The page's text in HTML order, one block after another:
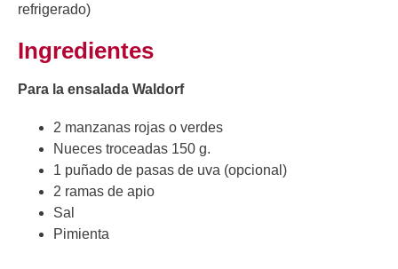
refrigerado)
Ingredientes
Para la ensalada Waldorf
2 manzanas rojas o verdes
Nueces troceadas 150 g.
1 puñado de pasas de uva (opcional)
2 ramas de apio
Sal
Pimienta